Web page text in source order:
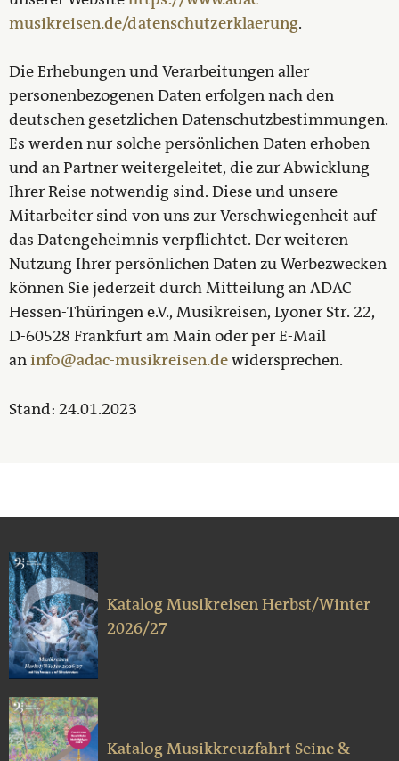
musikreisen.de/datenschutzerklaerung.
Die Erhebungen und Verarbeitungen aller
personenbezogenen Daten erfolgen nach den
deutschen gesetzlichen Datenschutzbestimmungen.
Es werden nur solche persönlichen Daten erhoben
und an Partner weitergeleitet, die zur Abwicklung
Ihrer Reise notwendig sind. Diese und unsere
Mitarbeiter sind von uns zur Verschwiegenheit auf
das Datengeheimnis verpflichtet. Der weiteren
Nutzung Ihrer persönlichen Daten zu Werbezwecken
können Sie jederzeit durch Mitteilung an ADAC
Hessen-Thüringen e.V., Musikreisen, Lyoner Str. 22,
D-60528 Frankfurt am Main oder per E-Mail
aninfo@adac-musikreisen.dewidersprechen.
Stand: 24.01.2023
Katalog Musikreisen Herbst/Winter
2026/27
Katalog Musikkreuzfahrt Seine &